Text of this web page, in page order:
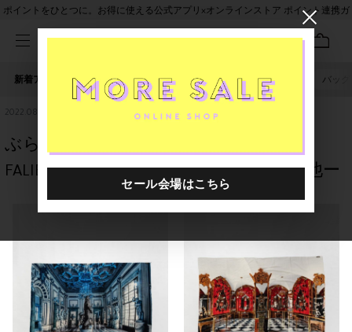
ポイントをひとつに。お得に使える公式アプリ×オンラインストア ポイント連携ガ
新着アイテム 人気ワード セール 40th限定 ピアス バッグ
2022.08.18
ぶらり美術館巡り☆二子玉川だよりー
FALIERO SARTI (ファリエロ・サルティ)他ー